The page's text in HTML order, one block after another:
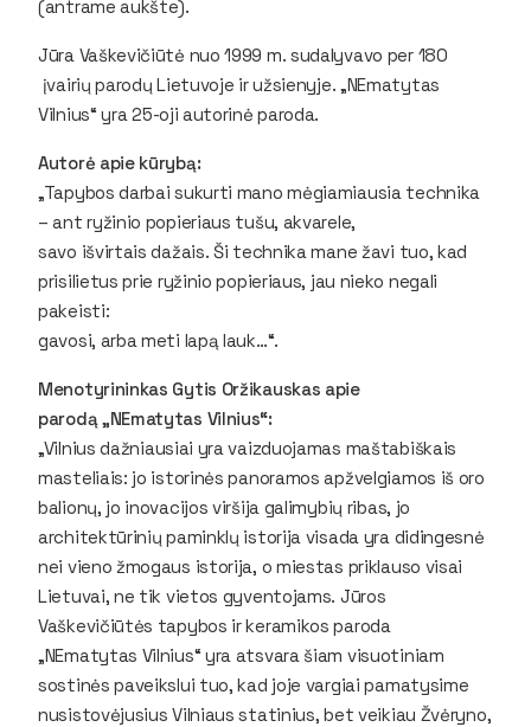
(antrame aukšte).
Jūra Vaškevičiūtė nuo 1999 m. sudalyvavo per 180
įvairių parodų Lietuvoje ir užsienyje. „NEmatytas
Vilnius“ yra 25-oji autorinė paroda.
Autorė apie kūrybą:
„Tapybos darbai sukurti mano mėgiamiausia technika
– ant ryžinio popieriaus tušu, akvarele,
savo išvirtais dažais. Ši technika mane žavi tuo, kad
prisilietus prie ryžinio popieriaus, jau nieko negali
pakeisti:
gavosi, arba meti lapą lauk…“.
Menotyrininkas Gytis Oržikauskas apie
parodą „NEmatytas Vilnius“:
„Vilnius dažniausiai yra vaizduojamas maštabiškais
masteliais: jo istorinės panoramos apžvelgiamos iš oro
balionų, jo inovacijos viršija galimybių ribas, jo
architektūrinių paminklų istorija visada yra didingesnė
nei vieno žmogaus istorija, o miestas priklauso visai
Lietuvai, ne tik vietos gyventojams. Jūros
Vaškevičiūtės tapybos ir keramikos paroda
„NEmatytas Vilnius“ yra atsvara šiam visuotiniam
sostinės paveikslui tuo, kad joje vargiai pamatysime
nusistovėjusius Vilniaus statinius, bet veikiau Žvėryno,